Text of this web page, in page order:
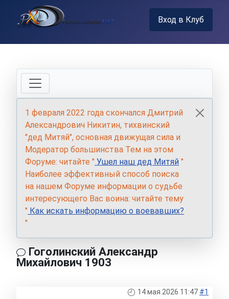
Вход в Клуб
1 февраля 2022 года скончался Дмитрий
Александрович Никитин, тихвинский
"дед Митяй", основная движущая сила и
Модератор большинства Тем на этом
Форуме: читайте " Ушел наш дед Митяй "
Наиболее эффективный способ поиска
на нашем Форуме информации о судьбе
интересующего Вас воина: читайте тему
" Как искать информацию о воевавших?
"
Гоголинский Александр
Михайлович 1903
14 мая 2026 11:47 #1